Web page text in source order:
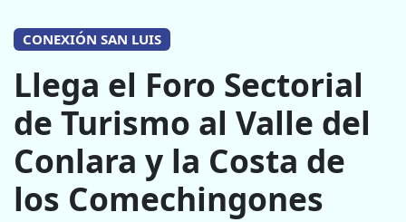
CONEXIÓN SAN LUIS
Llega el Foro Sectorial
de Turismo al Valle del
Conlara y la Costa de
los Comechingones